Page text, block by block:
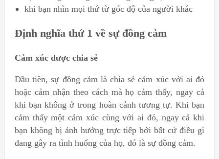
khi bạn nhìn mọi thứ từ góc độ của người khác
Định nghĩa thứ 1 về sự đồng cảm
Cảm xúc được chia sẻ
Đầu tiên, sự đồng cảm là chia sẻ cảm xúc với ai đó
hoặc cảm nhận theo cách mà họ cảm thấy, ngay cả
khi bạn không ở trong hoàn cảnh tương tự. Khi bạn
cảm thấy một cảm xúc cùng với ai đó, ngay cả khi
bạn không bị ảnh hưởng trực tiếp bởi bất cứ điều gì
đang gây ra tình huống của họ, đó là sự đồng cảm.